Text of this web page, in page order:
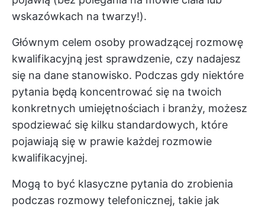
wskazówkach na twarzy!).
Głównym celem osoby prowadzącej rozmowę
kwalifikacyjną jest sprawdzenie, czy nadajesz
się na dane stanowisko. Podczas gdy niektóre
pytania będą koncentrować się na twoich
konkretnych umiejętnościach i branży, możesz
spodziewać się kilku standardowych, które
pojawiają się w prawie każdej rozmowie
kwalifikacyjnej.
Mogą to być klasyczne pytania do zrobienia
podczas rozmowy telefonicznej, takie jak